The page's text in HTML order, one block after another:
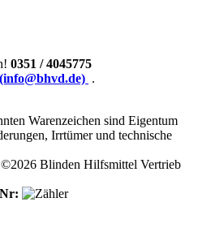
0351 / 4045775
.
Warenzeichen sind Eigentum
Irrtümer und technische
Blinden Hilfsmittel Vertrieb
Nr: